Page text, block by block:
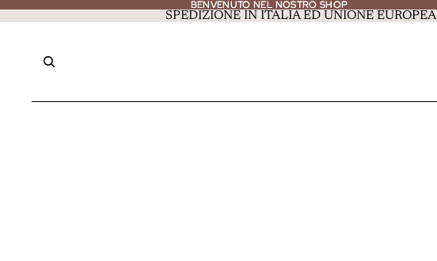
BENVENUTO NEL NOSTRO SHOP
BENVENUTO NEL NOSTRO SHOP
SPEDIZIONE IN ITALIA ED UNIONE EUROPEA